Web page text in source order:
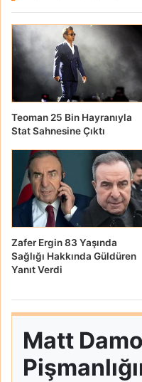
Teoman 25 Bin Hayranıyla
Stat Sahnesine Çıktı
Zafer Ergin 83 Yaşında
Sağlığı Hakkında Güldüren
Yanıt Verdi
Matt